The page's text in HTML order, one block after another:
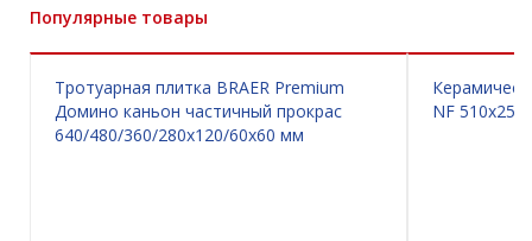
Популярные товары
Тротуарная плитка BRAER Premium
Домино каньон частичный прокрас
640/480/360/280х120/60х60 мм
NF